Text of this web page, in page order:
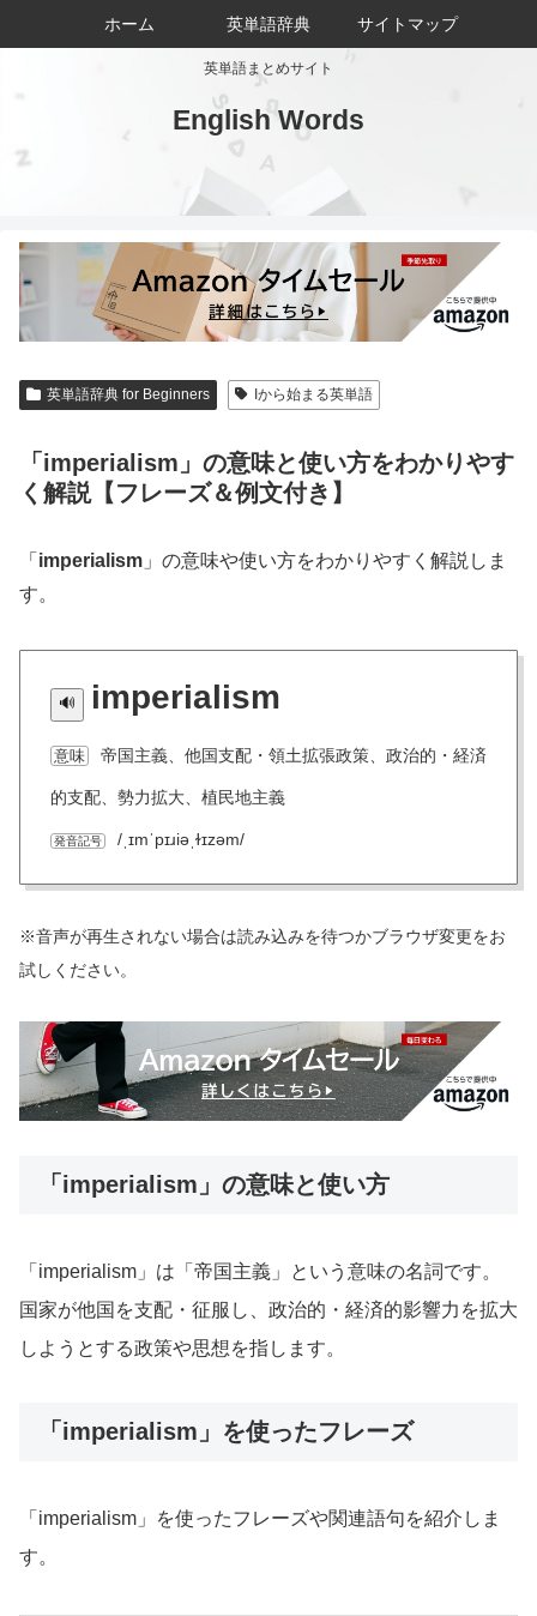
英単語まとめサイト
English Words
ホーム 英単語辞典 サイトマップ
英単語辞典 for Beginners Iから始まる英単語
「imperialism」の意味と使い方をわかりやす
く解説【フレーズ＆例文付き】
「 imperialism 」の意味や使い方をわかりやすく解説しま
す。
imperialism
意味 帝国主義、他国支配・領土拡張政策、政治的・経済
的支配、勢力拡大、植民地主義
発音記号 /ˌɪmˈpɪɹiəˌɫɪzəm/
※音声が再生されない場合は読み込みを待つかブラウザ変更をお
試しください。
「imperialism」の意味と使い方
「imperialism」は「帝国主義」という意味の名詞です。
国家が他国を支配・征服し、政治的・経済的影響力を拡大
しようとする政策や思想を指します。
「imperialism」を使ったフレーズ
「imperialism」を使ったフレーズや関連語句を紹介しま
す。